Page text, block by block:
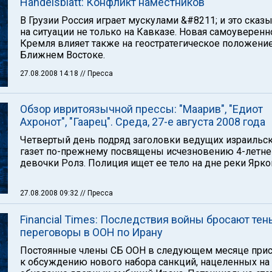
В Грузии Россия играет мускулами &#8211; и это
на ситуации не только на Кавказе. Новая
Кремля влияет также на геостратегическое
Ближнем Востоке.
27.08.2008 14:18 // Пресса
Обзор ивритоязычной прессы: "Маарив", "Едиот
Ахронот", "Гаарец". Среда, 27-е августа 2008 года
Четвертый день подряд заголовки ведущих
газет по-прежнему посвящены исчезновению 4-
девочки Ролз. Полиция ищет ее тело на дне реки
27.08.2008 09:32 // Пресса
Financial Times: Последствия войны бросают
переговоры в ООН по Ирану
Постоянные члены СБ ООН в следующем месяце
к обсуждению нового набора санкций, нацеленных на